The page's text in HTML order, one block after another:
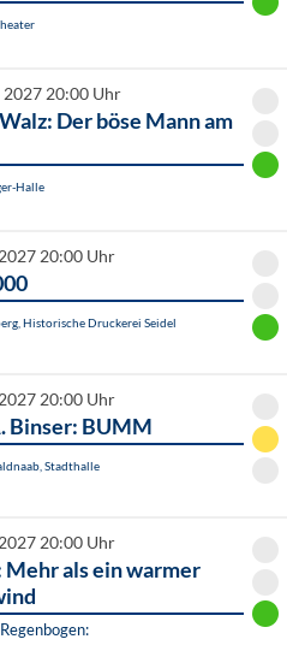
20:00 Uhr
Der böse Mann am
Halle
20:00 Uhr
Historische Druckerei Seidel
20:00 Uhr
Binser: BUMM
Stadthalle
20:00 Uhr
Mehr als ein warmer